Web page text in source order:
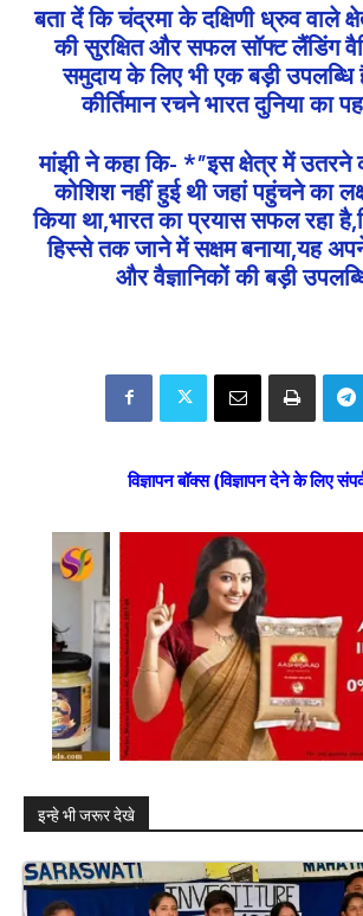
बता दें कि चंद्रमा के दक्षिणी ध्रुव वाले
की सुरक्षित और सफल सॉफ्ट लैंडिंग
समुदाय के लिए भी एक बड़ी उपलब्धि
कीर्तिमान रचने भारत दुनिया का
मांझी ने कहा कि- *”इस क्षेत्र में
कोशिश नहीं हुई थी जहां पहुंचने का
किया था,भारत का प्रयास सफल रहा
हिस्से तक जाने में सक्षम बनाया,यह
और वैज्ञानिकों की बड़ी
विज्ञापन बॉक्स (विज्ञापन देने के लिए
इन्हे भी जरूर देखे